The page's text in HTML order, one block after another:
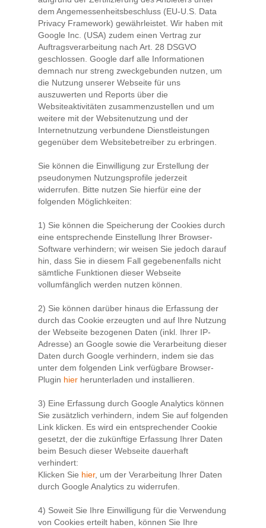
dem Angemessenheitsbeschluss (EU-U.S. Data
Privacy Framework) gewährleistet. Wir haben mit
Google Inc. (USA) zudem einen Vertrag zur
Auftragsverarbeitung nach Art. 28 DSGVO
geschlossen. Google darf alle Informationen
demnach nur streng zweckgebunden nutzen, um
die Nutzung unserer Webseite für uns
auszuwerten und Reports über die
Websiteaktivitäten zusammenzustellen und um
weitere mit der Websitenutzung und der
Internetnutzung verbundene Dienstleistungen
gegenüber dem Websitebetreiber zu erbringen.
Sie können die Einwilligung zur Erstellung der
pseudonymen Nutzungsprofile jederzeit
widerrufen. Bitte nutzen Sie hierfür eine der
folgenden Möglichkeiten:
1) Sie können die Speicherung der Cookies durch
eine entsprechende Einstellung Ihrer Browser-
Software verhindern; wir weisen Sie jedoch darauf
hin, dass Sie in diesem Fall gegebenenfalls nicht
sämtliche Funktionen dieser Webseite
vollumfänglich werden nutzen können.
2) Sie können darüber hinaus die Erfassung der
durch das Cookie erzeugten und auf Ihre Nutzung
der Webseite bezogenen Daten (inkl. Ihrer IP-
Adresse) an Google sowie die Verarbeitung dieser
Daten durch Google verhindern, indem sie das
unter dem folgenden Link verfügbare Browser-
Plugin hier herunterladen und installieren.
3) Eine Erfassung durch Google Analytics können
Sie zusätzlich verhindern, indem Sie auf folgenden
Link klicken. Es wird ein entsprechender Cookie
gesetzt, der die zukünftige Erfassung Ihrer Daten
beim Besuch dieser Webseite dauerhaft
verhindert:
Klicken Sie hier, um der Verarbeitung Ihrer Daten
durch Google Analytics zu widerrufen.
4) Soweit Sie Ihre Einwilligung für die Verwendung
von Cookies erteilt haben, können Sie Ihre